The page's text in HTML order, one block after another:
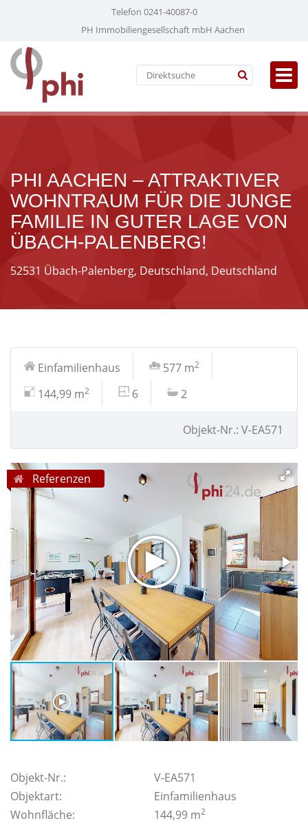
Telefon 0241-40087-0
PH Immobiliengesellschaft mbH Aachen
PHI AACHEN – ATTRAKTIVER
WOHNTRAUM FÜR DIE JUNGE
FAMILIE IN GUTER LAGE VON
ÜBACH-PALENBERG!
52531 Übach-Palenberg, Deutschland, Deutschland
Einfamilienhaus 577 m2
144,99 m2 6 2
Objekt-Nr.: V-EA571
Referenzen
Objekt-Nr.:
V-EA571
Objektart:
Einfamilienhaus
Wohnfläche:
144,99 m2